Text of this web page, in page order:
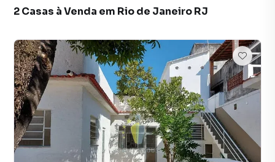
2 Casas à Venda em Rio de Janeiro RJ